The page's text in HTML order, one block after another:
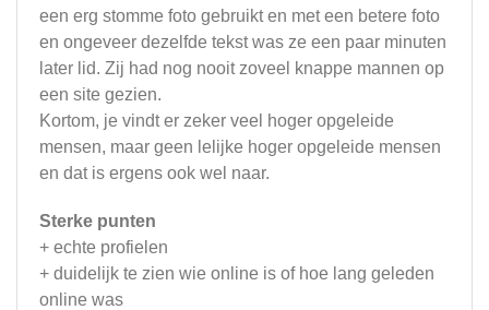
een erg stomme foto gebruikt en met een betere foto
en ongeveer dezelfde tekst was ze een paar minuten
later lid. Zij had nog nooit zoveel knappe mannen op
een site gezien.
Kortom, je vindt er zeker veel hoger opgeleide
mensen, maar geen lelijke hoger opgeleide mensen
en dat is ergens ook wel naar.
Sterke punten
+ echte profielen
+ duidelijk te zien wie online is of hoe lang geleden
online was